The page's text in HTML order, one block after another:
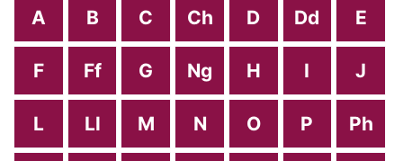
A B C Ch D Dd E
F Ff G Ng H I J
L Ll M N O P Ph